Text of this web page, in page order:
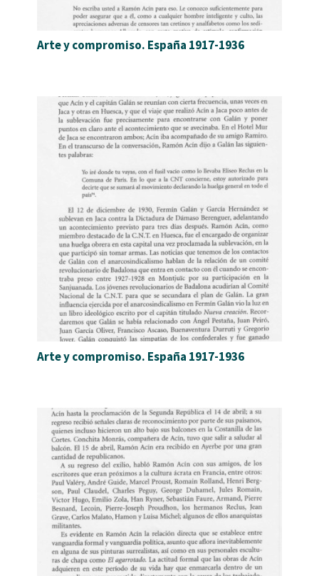
Arte y compromiso. España 1917-1936
Arte y compromiso. España 1917-1936